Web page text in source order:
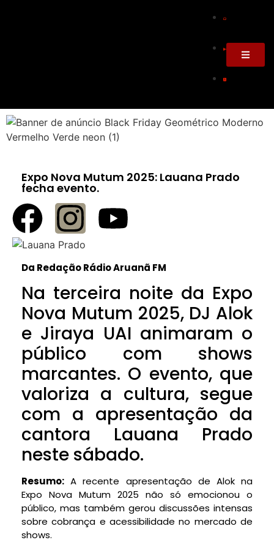
Expo Nova Mutum 2025: Lauana Prado
fecha evento.
Da Redação Rádio Aruanã FM
Na terceira noite da Expo
Nova Mutum 2025, DJ Alok
e Jiraya UAI animaram o
público com shows
marcantes. O evento, que
valoriza a cultura, segue
com a apresentação da
cantora Lauana Prado
neste sábado.
Resumo: A recente apresentação de Alok na
Expo Nova Mutum 2025 não só emocionou o
público, mas também gerou discussões intensas
sobre cobrança e acessibilidade no mercado de
shows.